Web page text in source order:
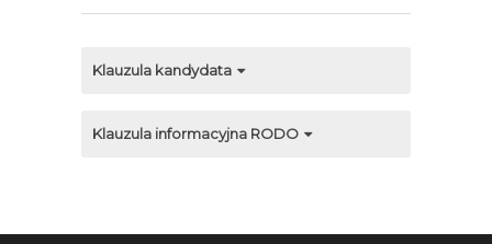
Klauzula kandydata
Klauzula informacyjna RODO